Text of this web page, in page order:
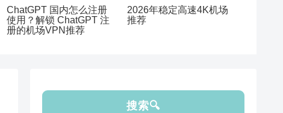
ChatGPT 国内怎么注册
使用？解锁 ChatGPT 注
册的机场VPN推荐
2026年稳定高速4K机场
推荐
搜索🔍